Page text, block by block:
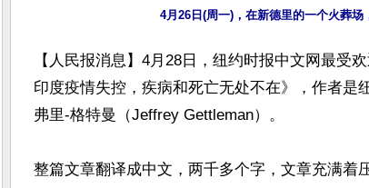
4月26日(周一)，在新德里的一个火葬场
【人民报消息】4月28日，纽约时报中文网最受
印度疫情失控，疾病和死亡无处不在》，作者是
弗里-格特曼（Jeffrey Gettleman）。
整篇文章翻译成中文，两千多个字，文章充满着